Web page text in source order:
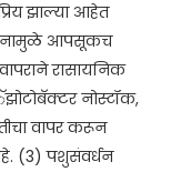
झाल्या आहेत
आपसूकच
रासायनिक
नोस्टॉक,
वापर करून
(3) पशुसंवर्धन